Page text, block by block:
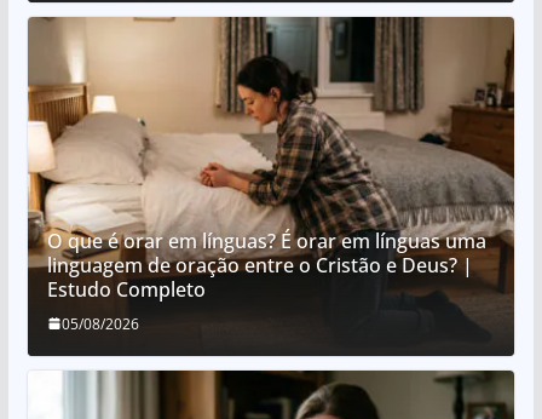
O que é orar em línguas? É orar em línguas uma
linguagem de oração entre o Cristão e Deus? |
Estudo Completo
05/08/2026